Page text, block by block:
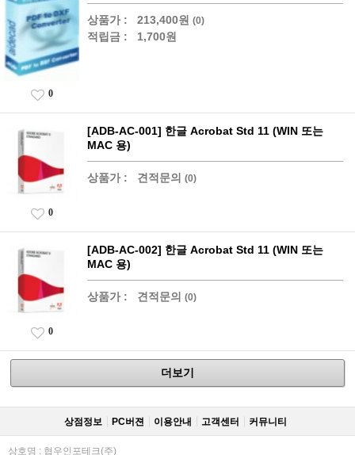
상품가 : 213,400원 (0)
적립금 : 1,700원
0
[ADB-AC-001] 한글 Acrobat Std 11 (WIN 또는
MAC 용)
상품가 : 견적문의 (0)
0
[ADB-AC-002] 한글 Acrobat Std 11 (WIN 또는
MAC 용)
상품가 : 견적문의 (0)
0
더보기
상점정보 PC버젼 이용안내 고객센터 커뮤니티
상호명 : 협우인포테크(주)